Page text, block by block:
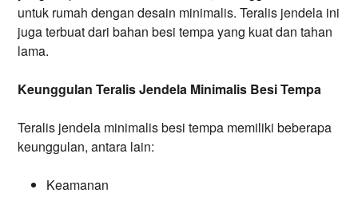
untuk rumah dengan desain minimalis. Teralis jendela ini
juga terbuat dari bahan besi tempa yang kuat dan tahan
lama.
Keunggulan Teralis Jendela Minimalis Besi Tempa
Teralis jendela minimalis besi tempa memiliki beberapa
keunggulan, antara lain:
Keamanan